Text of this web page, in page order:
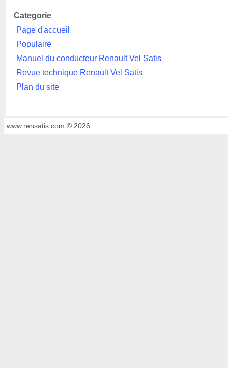
Categorie
Page d'accueil
Populaire
Manuel du conducteur Renault Vel Satis
Revue technique Renault Vel Satis
Plan du site
www.rensatis.com © 2026